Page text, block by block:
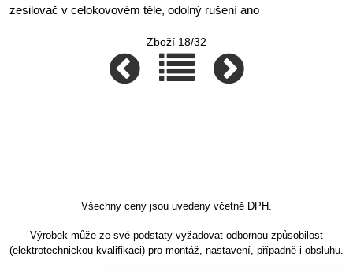
zesilovač v celokovovém těle, odolný rušení ano
Zboží 18/32
Všechny ceny jsou uvedeny včetně DPH.
Výrobek může ze své podstaty vyžadovat odbornou způsobilost
(elektrotechnickou kvalifikaci) pro montáž, nastavení, případně i obsluhu.